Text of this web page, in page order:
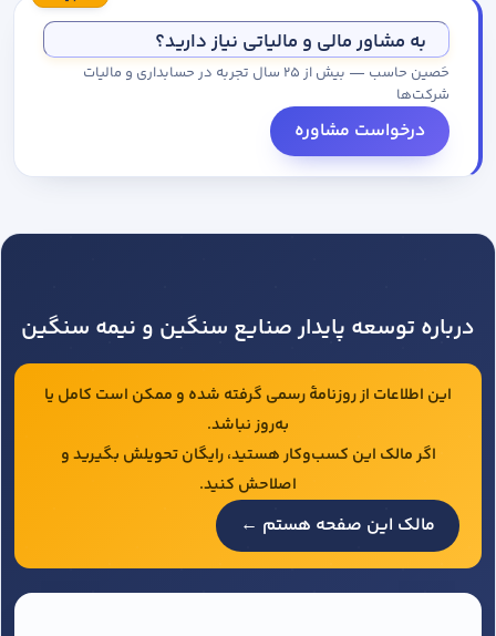
به مشاور مالی و مالیاتی نیاز دارید؟
حَصین حاسب — بیش از ۲۵ سال تجربه در حسابداری و مالیات
شرکت‌ها
درخواست مشاوره
درباره توسعه پایدار صنایع سنگین و نیمه سنگین
این اطلاعات از روزنامهٔ رسمی گرفته شده و ممکن است کامل یا
به‌روز نباشد.
اگر مالک این کسب‌وکار هستید، رایگان تحویلش بگیرید و
اصلاحش کنید.
مالک این صفحه هستم ←